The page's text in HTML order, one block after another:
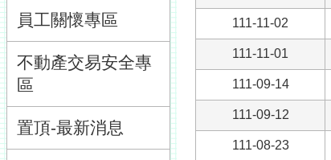
員工關懷專區
不動產交易安全專
區
置頂-最新消息
111-11-02
111-11-01
111-09-14
111-09-12
111-08-23